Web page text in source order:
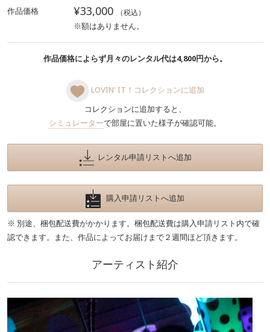
作品価格 ¥33,000 （税込）
※額はありません。
作品価格によらず月々のレンタル代は4,800円から。
LOVIN' IT！コレクションに追加
コレクションに追加すると、
シミュレーターで部屋に置いた様子が確認可能。
レンタル申請リストへ追加
購入申請リストへ追加
※ 別途、梱包配送費がかかります。梱包配送費は購入申請リスト内で確
認できます。また、作品によってお届けまで２週間ほど頂きます。
アーティスト紹介